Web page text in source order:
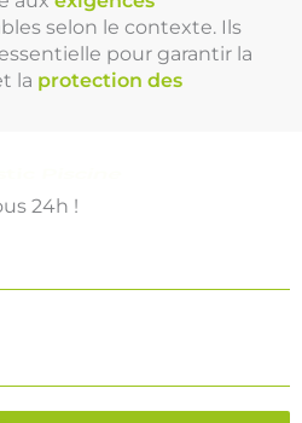
selon le contexte. Ils
pour garantir la
la protection des
24h !